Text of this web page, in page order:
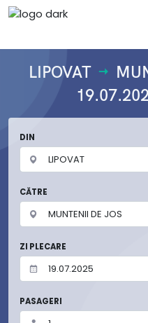
LIPOVAT
DIN
CĂTRE
ZI PLECARE
PASAGERI